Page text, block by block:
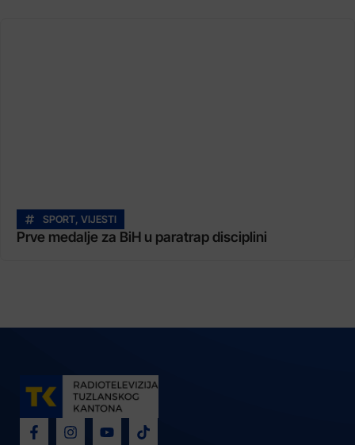
SPORT, VIJESTI
Prve medalje za BiH u paratrap disciplini